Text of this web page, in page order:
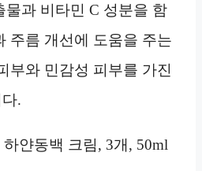
물과 비타민 C 성분을 함
주름 개선에 도움을 주는
부와 민감성 피부를 가진
.
얀동백 크림, 3개, 50ml